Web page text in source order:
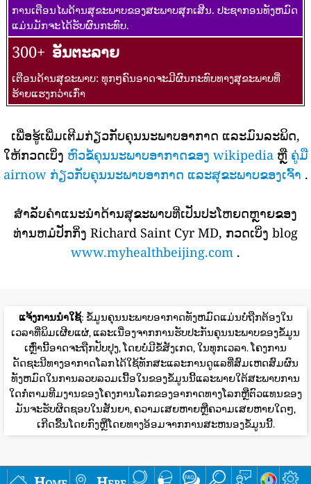
ການເຕືອນໄພດ້ານສຸຂະພາບຂອງສະພາບສຸກເສີນ. ປະຊາກອນທັງຫມົດ
ແມ່ນມັກຈະໄດ້ຮັບຜົນກະທົບ.
300+ ອັນຕະລາຍ
ເຕືອນດ້ານສຸຂະພາບ: ທຸກໆຄົນອາດຈະມີຜົນກະທົບທາງສຸຂະພາບທີ່
ຮ້າຍແຮງກວ່າເກົ່າ
ເພື່ອຮູ້ເພີ່ມເຕີມກ່ຽວກັບຄຸນນະພາບອາກາດ ແລະມົນລະພິດ,
ໃຫ້ກວດເບິ່ງ ຫົວຂໍ້ຄຸນນະພາບອາກາດຂອງ wikipediaຫຼື ຄູ່ມື
airnow ກ່ຽວກັບຄຸນນະພາບອາກາດ ແລະສຸຂະພາບຂອງເຈົ້າ .
ສໍາລັບຄໍາແນະນໍາດ້ານສຸຂະພາບທີ່ເປັນປະໂຫຍດຫຼາຍຂອງ
ທ່ານຫມໍປັກກິ່ງ Richard Saint Cyr MD, ກວດເບິ່ງ blog
www.myhealthbeijing.com .
ແຈ້ງການນໍາໃຊ້: ຂໍ້ມູນຄຸນນະພາບອາກາດທັງຫມົດແມ່ນບໍ່ຖືກຕ້ອງໃນ
ເວລາທີ່ພິມເຜີຍແຜ່, ແລະເນື່ອງຈາກການຮັບປະກັນຄຸນນະພາບຂອງຂໍ້ມູນ
ເຫຼົ່ານີ້ອາດຈະຖືກປັບປຸງ, ໂດຍບໍ່ມີຂໍ້ສັງເກດ, ໃນທຸກເວລາ. ໂຄງການ
ດັດຊະນີທາງອາກາດໂລກໄດ້ໃຊ້ທັກສະແລະການດູແລທີ່ສົມເຫດສົມຜົນ
ທັງຫມົດໃນການລວບລວມເນື້ອໃນຂອງຂໍ້ມູນນີ້ແລະພາຍໃຕ້ສະພາບການ
ໃດກໍ່ຕາມທີມງານຂອງໂຄງການໂລກຂອງອາກາດທາງໂລກຫຼືຕົວແທນຂອງ
ມັນຈະຮັບຜິດຊອບໃນສັນຍາ, ຄວາມເສຍຫາຍຫຼືຄວາມເສຍຫາຍໃດໆ,
ເກີດຂື້ນໂດຍກົງຫຼືໂດຍທາງອ້ອມຈາກການສະຫນອງຂໍ້ມູນນີ້.